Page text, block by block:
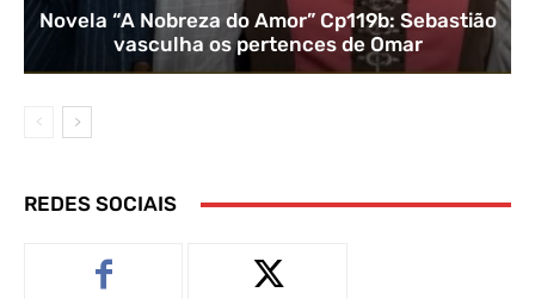
Novela “A Nobreza do Amor” Cp119b: Sebastião
vasculha os pertences de Omar
REDES SOCIAIS